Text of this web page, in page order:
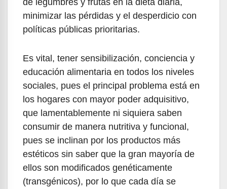
minimizar las pérdidas y el desperdicio con
políticas públicas prioritarias.
Es vital, tener sensibilización, conciencia y
educación alimentaria en todos los niveles
sociales, pues el principal problema está en
los hogares con mayor poder adquisitivo,
que lamentablemente ni siquiera saben
consumir de manera nutritiva y funcional,
pues se inclinan por los productos más
estéticos sin saber que la gran mayoría de
ellos son modificados genéticamente
(transgénicos), por lo que cada día se